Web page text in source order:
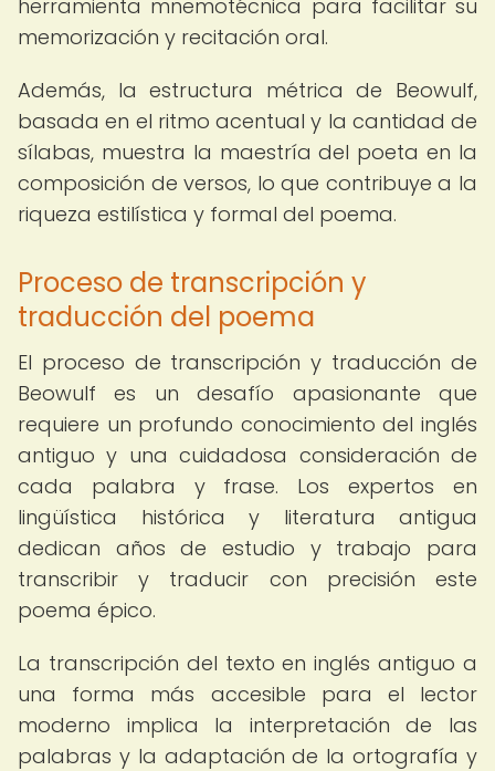
herramienta mnemotécnica para facilitar su
memorización y recitación oral.
Además, la estructura métrica de Beowulf,
basada en el ritmo acentual y la cantidad de
sílabas, muestra la maestría del poeta en la
composición de versos, lo que contribuye a la
riqueza estilística y formal del poema.
Proceso de transcripción y
traducción del poema
El proceso de transcripción y traducción de
Beowulf es un desafío apasionante que
requiere un profundo conocimiento del inglés
antiguo y una cuidadosa consideración de
cada palabra y frase. Los expertos en
lingüística histórica y literatura antigua
dedican años de estudio y trabajo para
transcribir y traducir con precisión este
poema épico.
La transcripción del texto en inglés antiguo a
una forma más accesible para el lector
moderno implica la interpretación de las
palabras y la adaptación de la ortografía y